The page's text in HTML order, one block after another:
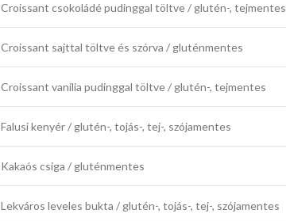
Croissant csokoládé pudinggal töltve / glutén-, tejmentes
Croissant sajttal töltve és szórva / gluténmentes
Croissant vanília pudinggal töltve / glutén-, tejmentes
Falusi kenyér / glutén-, tojás-, tej-, szójamentes
Kakaós csiga / gluténmentes
Lekváros leveles bukta / glutén-, tojás-, tej-, szójamentes